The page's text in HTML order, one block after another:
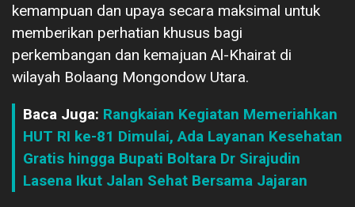
kemampuan dan upaya secara maksimal untuk
memberikan perhatian khusus bagi
perkembangan dan kemajuan Al-Khairat di
wilayah Bolaang Mongondow Utara.
Baca Juga: Rangkaian Kegiatan Memeriahkan
HUT RI ke-81 Dimulai, Ada Layanan Kesehatan
Gratis hingga Bupati Boltara Dr Sirajudin
Lasena Ikut Jalan Sehat Bersama Jajaran